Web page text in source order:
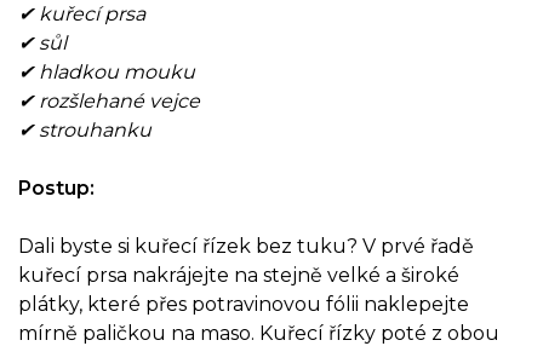
✔ kuřecí prsa
✔ sůl
✔ hladkou mouku
✔ rozšlehané vejce
✔ strouhanku
Postup:
Dali byste si kuřecí řízek bez tuku? V prvé řadě
kuřecí prsa nakrájejte na stejně velké a široké
plátky, které přes potravinovou fólii naklepejte
mírně paličkou na maso. Kuřecí řízky poté z obou